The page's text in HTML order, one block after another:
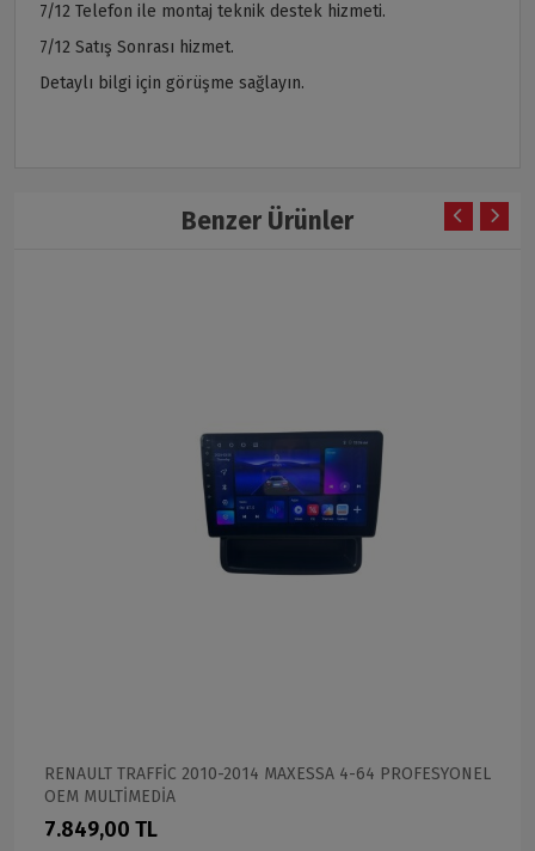
7/12 Telefon ile montaj teknik destek hizmeti.
7/12 Satış Sonrası hizmet.
Detaylı bilgi için görüşme sağlayın.
Benzer Ürünler
RENAULT TRAFFİC 2010-2014 MAXESSA 4-64 PROFESYONEL
OEM MULTİMEDİA
7.849,00 TL